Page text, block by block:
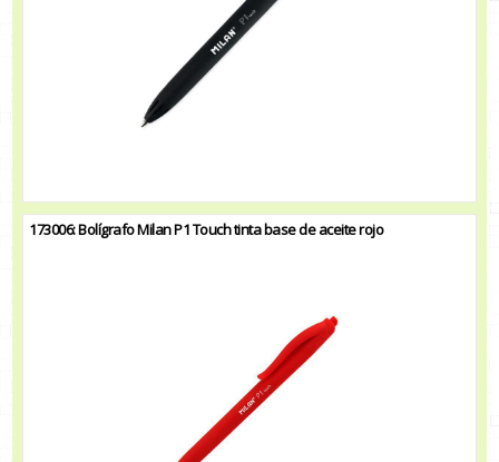
173006: Bolígrafo Milan P1 Touch tinta base de aceite rojo